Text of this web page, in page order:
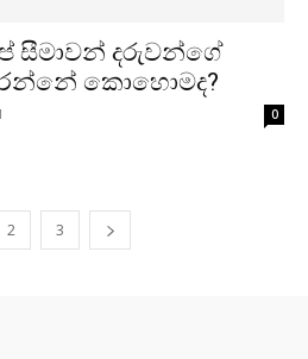
සීමාවන් දරුවන්ගේ
කොහොමද?
0
2 3